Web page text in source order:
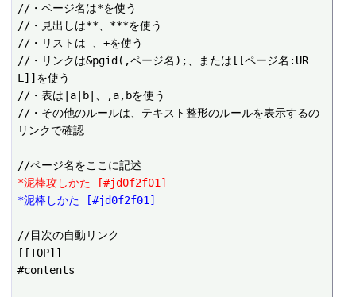
//・ページ名は*を使う
//・見出しは**、***を使う
//・リストは-、+を使う
//・リンクは&pgid(,ページ名);、または[[ページ名:UR
L]]を使う
//・表は|a|b|、,a,bを使う
//・その他のルールは、テキスト整形のルールを表示するの
リンクで確認
*泥棒攻しかた [#jd0f2f01]
*泥棒しかた [#jd0f2f01]
//目次の自動リンク
[[TOP]]
#contents